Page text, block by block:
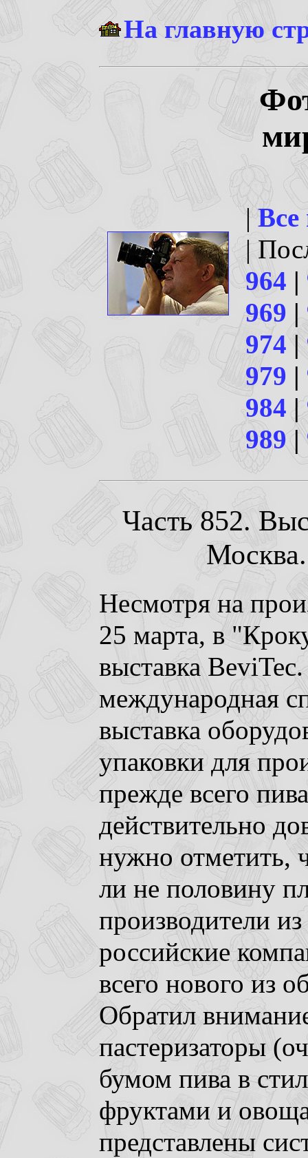
На главную
|
|
964 |
969 |
974|
979 |
984 |
989|
Часть 852.
Несмотря на
25 марта, в
выставка
международная
выставка
упаковки для
прежде всего
действительно
нужно отметить,
ли не половину
производители
российские
всего нового из
Обратил
пастеризаторы
бумом пива в
фруктами и
представлены